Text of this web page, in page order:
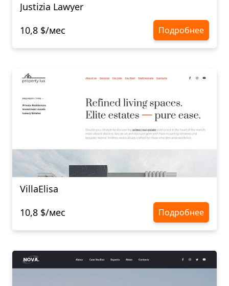
Justizia Lawyer
10,8 $/мес
Подробнее
VillaElisa
10,8 $/мес
Подробнее